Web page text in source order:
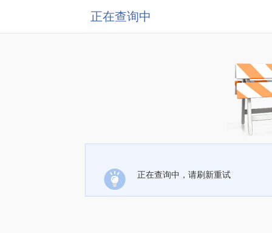
正在查询中
正在查询中，请刷新重试